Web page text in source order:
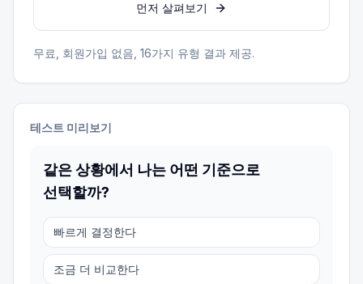
먼저 살펴보기
무료, 회원가입 없음, 16가지 유형 결과 제공.
테스트 미리보기
같은 상황에서 나는 어떤 기준으로
선택할까?
빠르게 결정한다
조금 더 비교한다